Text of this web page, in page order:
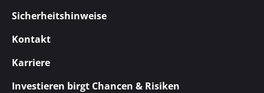
Sicherheitshinweise
Kontakt
Karriere
Investieren birgt Chancen & Risiken